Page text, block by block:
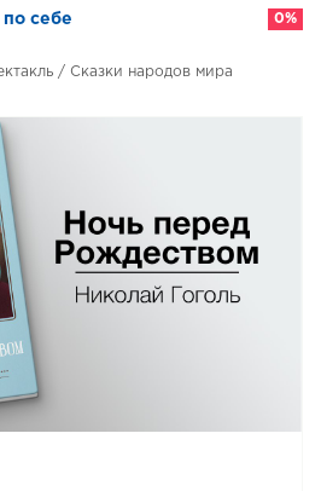
себе
/ Сказки народов мира
0%